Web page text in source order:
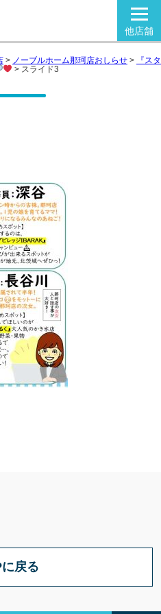
他店舗
> ノーブルホーム那珂店おしらせ >
『スタ
> スライド3
戻る